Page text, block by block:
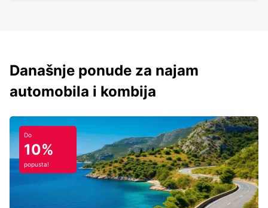
Današnje ponude za najam
automobila i kombija
Do
10%
popusta!